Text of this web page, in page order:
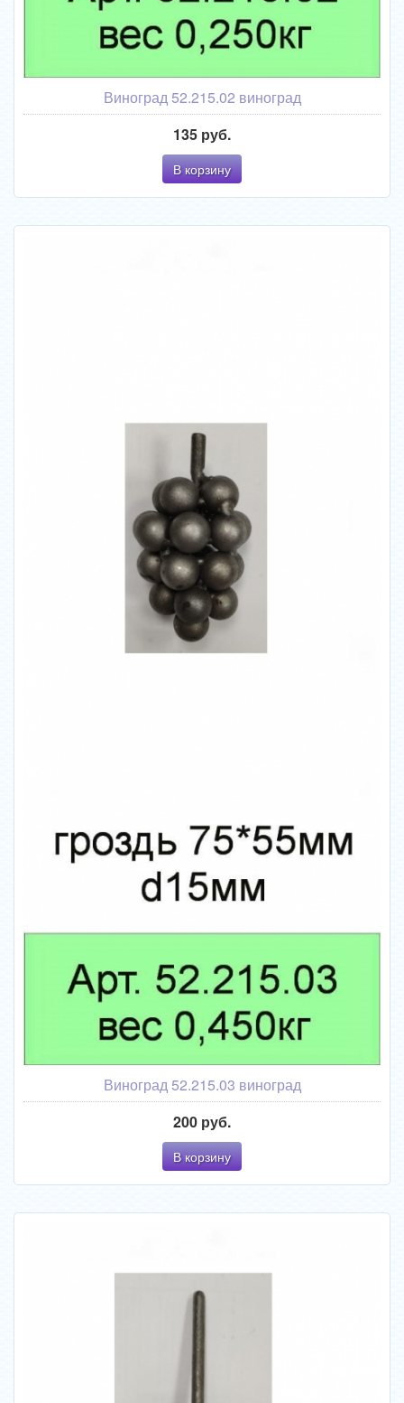
Виноград 52.215.02 виноград
135 руб.
В корзину
Виноград 52.215.03 виноград
200 руб.
В корзину